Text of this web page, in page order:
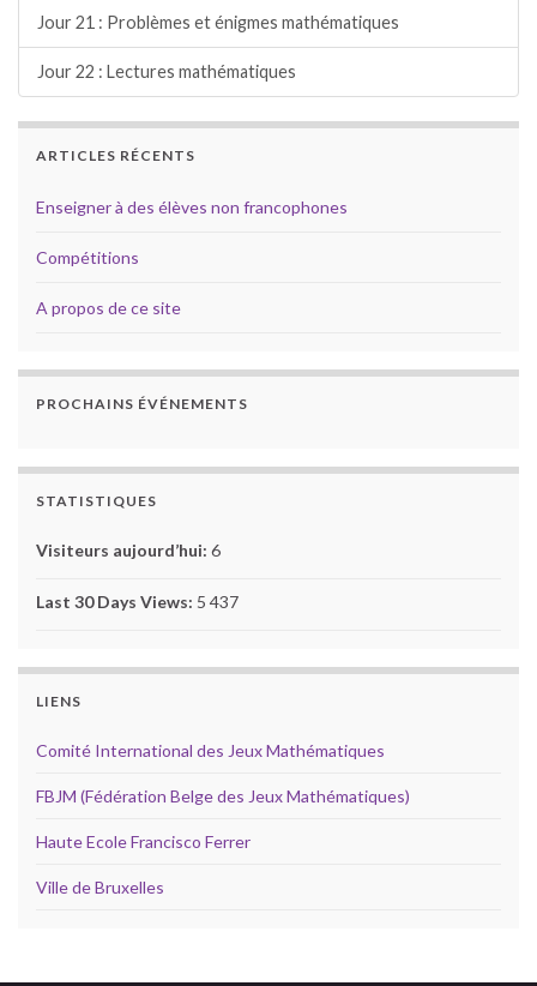
Jour 21 : Problèmes et énigmes mathématiques
Jour 22 : Lectures mathématiques
ARTICLES RÉCENTS
Enseigner à des élèves non francophones
Compétitions
A propos de ce site
PROCHAINS ÉVÉNEMENTS
STATISTIQUES
Visiteurs aujourd’hui: 6
Last 30 Days Views: 5 437
LIENS
Comité International des Jeux Mathématiques
FBJM (Fédération Belge des Jeux Mathématiques)
Haute Ecole Francisco Ferrer
Ville de Bruxelles